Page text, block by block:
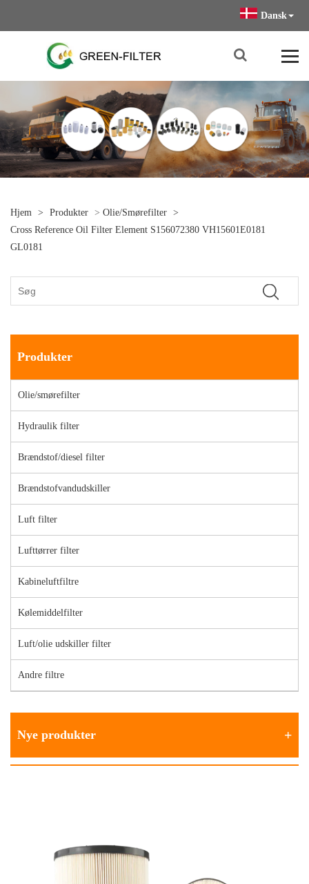
Dansk
Hjem > Produkter > Olie/smørefilter >
Cross Reference Oil Filter Element S156072380 VH15601E0181
GL0181
Produkter
Olie/smørefilter
Hydraulik filter
Brændstof/diesel filter
Brændstofvandudskiller
Luft filter
Lufttørrer filter
Kabineluftfiltre
Kølemiddelfilter
Luft/olie udskiller filter
Andre filtre
Nye produkter